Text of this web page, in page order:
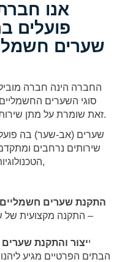
אנו
פועלים
שערים
החברה הינה חברה
סוגי השערים
זאת שומרת על מתן שירותי התקנה מקצועיים ויעילים לכל לקוח.
שערים (אב-שער) בה
שירותים נרחבים
הטכנולוגיות המתקדמות ומכשור יוקרתי וחדשני,
התקנת שערים חשמליים
– התקנה מקצועית של
ייצור והתקנת
הבתים הפרטיים מגיע